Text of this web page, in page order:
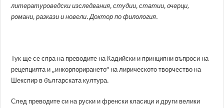
литературоведски изследвания, студии, статии, очерци,
романи, разкази и новели. Доктор по филология.
Тук ще се спра на преводите на Кадийски и принципни въпроси на
рецепцията и „инкорпорирането“ на лирическото творчество на
Шекспир в българската култура.
След преводите си на руски и френски класици и други велики